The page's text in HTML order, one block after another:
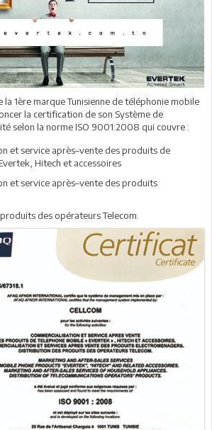
1ère marque Tunisienne de téléphonie mobile
la certification de son Système de
selon la norme ISO 9001:2008 qui couvre :
et service après–vente des produits de
Hitech et accessoires
et service après–vente des produits
des opérateurs Telecom.